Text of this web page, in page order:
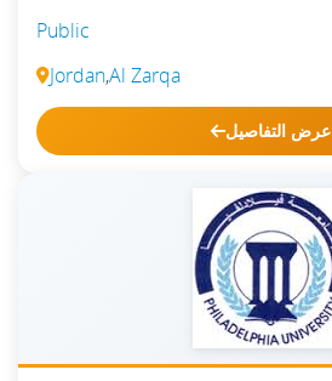
Public
Jordan,Al Zarqa
عرض التفاصيل